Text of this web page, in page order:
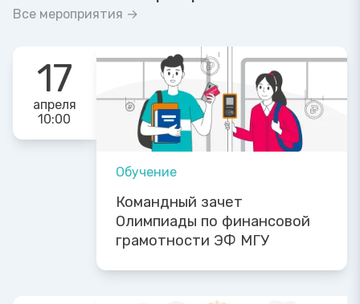
Все мероприятия →
17
апреля
10:00
Обучение
Командный зачет
Олимпиады по финансовой
грамотности ЭФ МГУ